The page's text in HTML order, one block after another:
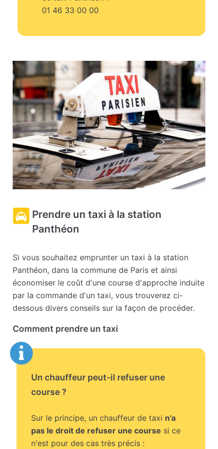
01 46 33 00 00
Prendre un taxi à la station
Panthéon
Si vous souhaitez emprunter un taxi à la station
Panthéon, dans la commune de Paris et ainsi
économiser le coût d'une course d'approche induite
par la commande d'un taxi, vous trouverez ci-
dessous divers conseils sur la façon de procéder.
Comment prendre un taxi
Un chauffeur peut-il refuser une
course ?
Sur le principe, un chauffeur de taxi n'a
pas le droit de refuser une course si ce
n'est pour des cas très précis :